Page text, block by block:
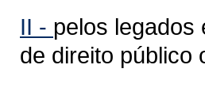
II - pelos legados
de direito público